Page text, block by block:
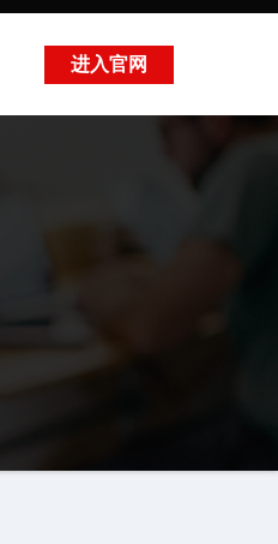
进入官网